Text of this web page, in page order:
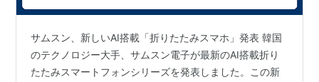
サムスン、新しいAI搭載「折りたたみスマホ」発表 韓国
のテクノロジー大手、サムスン電子が最新のAI搭載折り
たたみスマートフォンシリーズを発表しました。この新